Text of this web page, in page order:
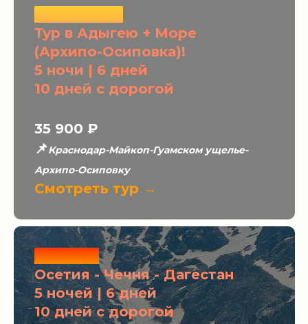
Тур в Адыгею + Море
(Архипо-Осиповка)!
5 ночи | 6 дней
10 дней с дорогой
35 900 ₽
📌Краснодар-Майкоп-Гуамском ущелье-
Архипо-Осиповку
Смотреть тур →
Новинка
Осетия - Чечня - Дагестан
5 ночей | 6 дней
10 дней с дорогой